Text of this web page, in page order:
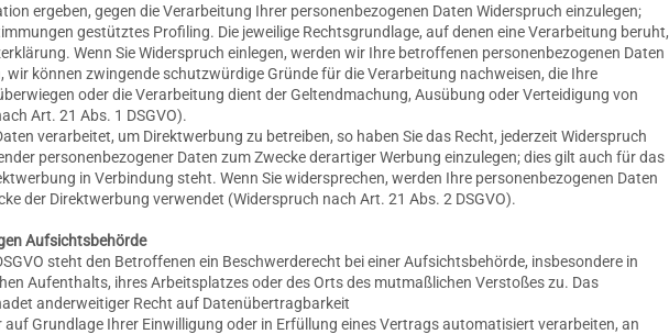
ergeben, gegen die Verarbeitung Ihrer personenbezogenen Daten Widerspruch einzulegen;
gestütztes Profiling. Die jeweilige Rechtsgrundlage, auf denen eine Verarbeitung beruht,
Wenn Sie Widerspruch einlegen, werden wir Ihre betroffenen personenbezogenen Daten
wir können zwingende schutzwürdige Gründe für die Verarbeitung nachweisen, die Ihre
oder die Verarbeitung dient der Geltendmachung, Ausübung oder Verteidigung von
Art. 21 Abs. 1 DSGVO).
verarbeitet, um Direktwerbung zu betreiben, so haben Sie das Recht, jederzeit Widerspruch
personenbezogener Daten zum Zwecke derartiger Werbung einzulegen; dies gilt auch für das
in Verbindung steht. Wenn Sie widersprechen, werden Ihre personenbezogenen Daten
der Direktwerbung verwendet (Widerspruch nach Art. 21 Abs. 2 DSGVO).
Aufsichtsbehörde
steht den Betroffenen ein Beschwerderecht bei einer Aufsichtsbehörde, insbesondere in
Aufenthalts, ihres Arbeitsplatzes oder des Orts des mutmaßlichen Verstoßes zu. Das
anderweitiger Recht auf Datenübertragbarkeit
auf Grundlage Ihrer Einwilligung oder in Erfüllung eines Vertrags automatisiert verarbeiten, an